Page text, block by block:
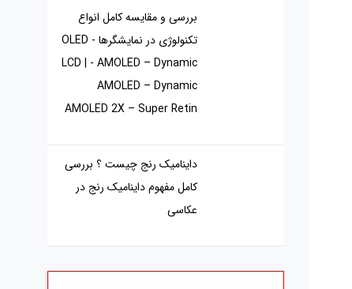
بررسی و مقایسه کامل انواع
تکنولوژی در نمایشگرها OLED -
LCD | - AMOLED – Dynamic
AMOLED – Dynamic
AMOLED 2X – Super Retin
داینامیک رنج چیست ؟ بررسی
کامل مفهوم داینامیک رنج در
عکاسی